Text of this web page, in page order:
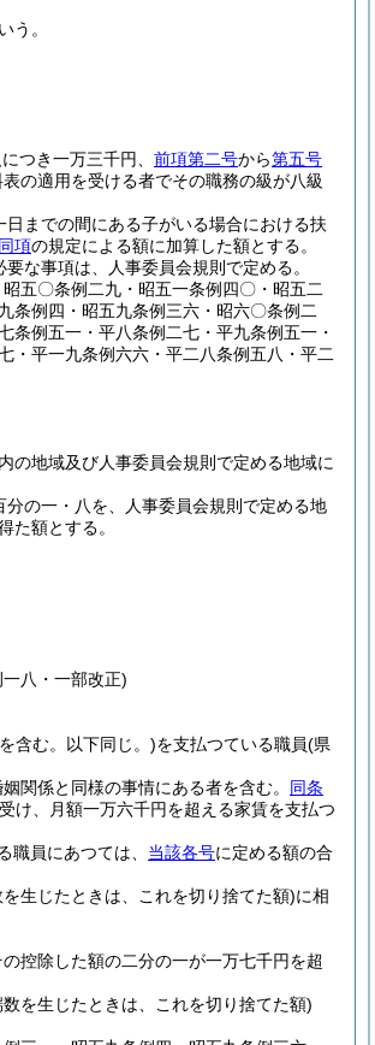
う。
つき一万三千円、 前項第二号から第五号
の適用を受ける者でその職務の級が八級
までの間にある子がいる場合における扶
同項の規定による額に加算した額とする。
な事項は、人事委員会規則で定める。
五〇条例二九・昭五一条例四〇・昭五二
条例四・昭五九条例三六・昭六〇条例二
例五一・平八条例二七・平九条例五一・
・平一九条例六六・平二八条例五八・平二
の地域及び人事委員会規則で定める地域に
の一・八を、人事委員会規則で定める地
た額とする。
八・一部改正)
含む。以下同じ。)を支払つている職員(県
関係と同様の事情にある者を含む。 同条
け、月額一万六千円を超える家賃を支払つ
職員にあつては、 当該各号に定める額の合
生じたときは、これを切り捨てた額)に相
控除した額の二分の一が一万七千円を超
を生じたときは、これを切り捨てた額)